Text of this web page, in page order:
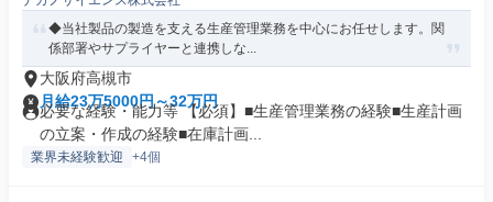
◆当社製品の製造を支える生産管理業務を中心にお任せします。関
係部署やサプライヤーと連携しな...
大阪府高槻市
月給23万5000円～32万円
必要な経験・能力等 【必須】■生産管理業務の経験■生産計画
の立案・作成の経験■在庫計画...
業界未経験歓迎 +4個